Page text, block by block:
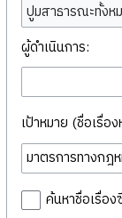
ปูมสาธารณะทั้งห
ผู้ดำเนินการ:
เป้าหมาย (ชื่อเรื่อ
ค้นหาชื่อเรื่อ